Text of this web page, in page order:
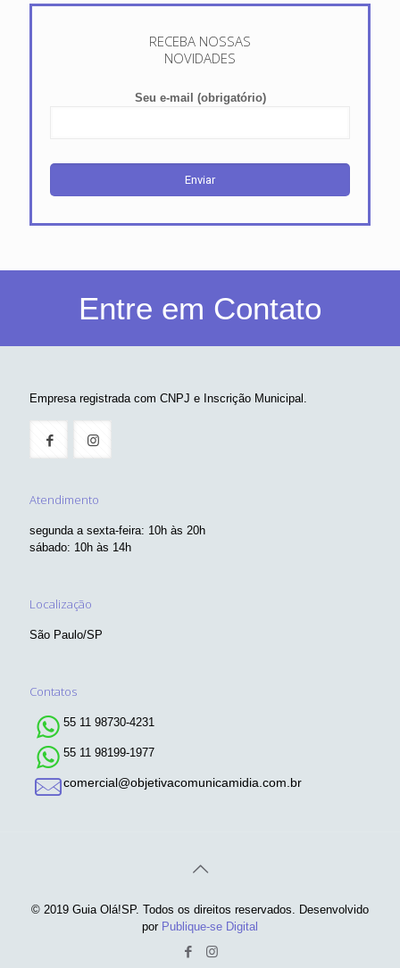
RECEBA NOSSAS
NOVIDADES
Seu e-mail (obrigatório)
Entre em Contato
Empresa registrada com CNPJ e Inscrição Municipal.
Atendimento
segunda a sexta-feira: 10h às 20h
sábado: 10h às 14h
Localização
São Paulo/SP
Contatos
55 11 98730-4231
55 11 98199-1977
comercial@objetivacomunicamidia.com.br
© 2019 Guia Olá!SP. Todos os direitos reservados. Desenvolvido
por Publique-se Digital